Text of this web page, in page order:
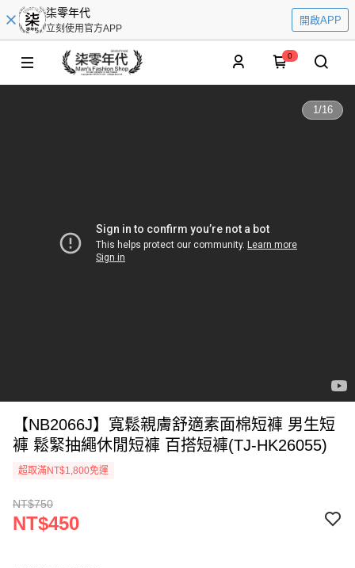
柒零年代
立刻使用官方APP
開啟APP
0
1/16
【NB2066J】寬鬆親膚舒適素面棉短褲 男生短
褲 鬆緊抽繩休閒短褲 百搭短褲(TJ-HK26055)
超取滿NT$1,800免運
NT$750
NT$450